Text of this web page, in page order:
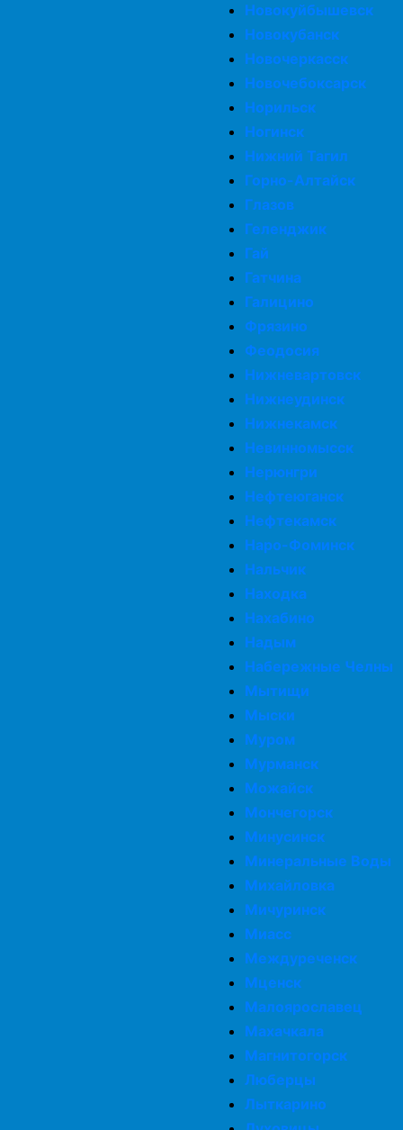
Новокуйбышевск
Новокубанск
Новочеркасск
Новочебоксарск
Норильск
Ногинск
Нижний Тагил
Горно-Алтайск
Глазов
Геленджик
Гай
Гатчина
Галицино
Фрязино
Феодосия
Нижневартовск
Нижнеудинск
Нижнекамск
Невинномысск
Нерюнгри
Нефтеюганск
Нефтекамск
Наро-Фоминск
Нальчик
Находка
Нахабино
Надым
Набережные Челны
Мытищи
Мыски
Муром
Мурманск
Можайск
Мончегорск
Минусинск
Минеральные Воды
Михайловка
Мичуринск
Миасс
Междуреченск
Мценск
Малоярославец
Махачкала
Магнитогорск
Люберцы
Лыткарино